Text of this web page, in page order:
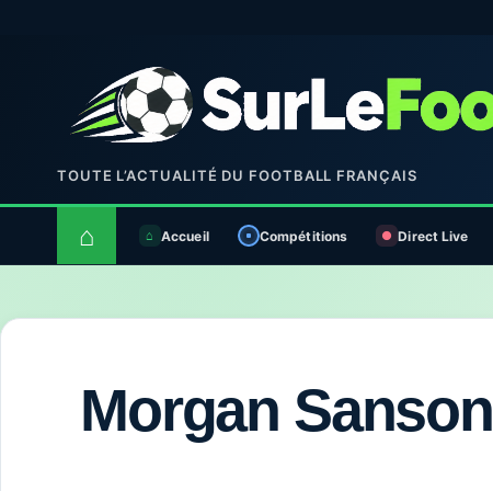
TOUTE L’ACTUALITÉ DU FOOTBALL FRANÇAIS
⌂ Accueil Compétitions Direct Live
Morgan Sanson